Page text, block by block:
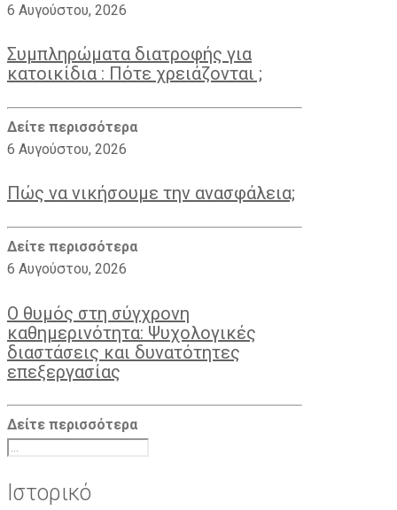
6 Αυγούστου, 2026
Συμπληρώματα διατροφής για
κατοικίδια : Πότε χρειάζονται ;
Δείτε περισσότερα
6 Αυγούστου, 2026
Πώς να νικήσουμε την ανασφάλεια;
Δείτε περισσότερα
6 Αυγούστου, 2026
Ο θυμός στη σύγχρονη
καθημερινότητα: Ψυχoλογικές
διαστάσεις και δυνατότητες
επεξεργασίας
Δείτε περισσότερα
Ιστορικό